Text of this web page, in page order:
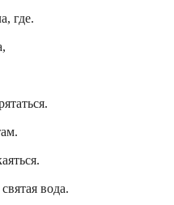
где.
вода.